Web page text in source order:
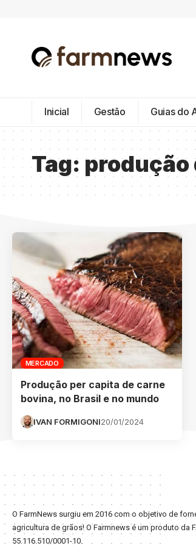
Inicial Gestão Guias do
Tag: produção
MERCADO
Produção per capita de carne
bovina, no Brasil e no mundo
IVAN FORMIGONI20/01/2024
O FarmNews surgiu em 2016 com o objetivo de
agricultura de grãos! O Farmnews é um produto da
55.116.510/0001-10.